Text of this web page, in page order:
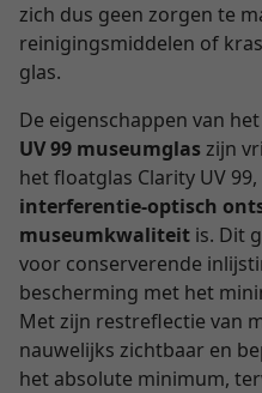
zich dus geen zorgen te
reinigingsmiddelen of
glas.
De eigenschappen van
UV 99 museumglaszijn
het floatglas Clarity UV
interferentie-optisch
museumkwaliteit is. Dit
voor conserverende
bescherming met het
Met zijn restreflectie van
nauwelijks zichtbaar en
het absolute minimum,